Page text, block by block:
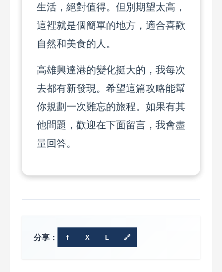
生活，絕對值得。但別期望太高，
這裡就是個簡單的地方，適合喜歡
自然和美食的人。
高雄興達港的變化挺大的，我每次
去都有新發現。希望這篇攻略能幫
你規劃一次難忘的旅程。如果有其
他問題，歡迎在下面留言，我會盡
量回答。
分享： f X L 🔗